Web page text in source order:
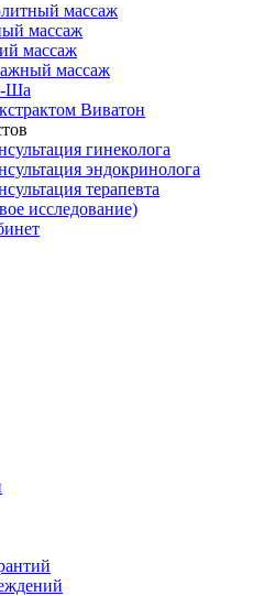
массаж
массаж
массаж
массаж
Ша
Виватон
гинеколога
эндокринолога
терапевта
исследование)